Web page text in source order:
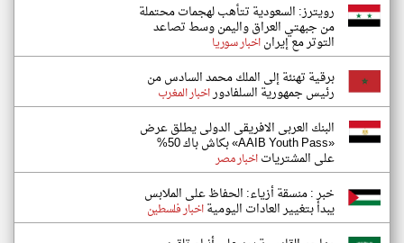
رويترز: السعودية تتأهب لهجمات محتملة
من جبهتي العراق واليمن وسط تصاعد
التوتر مع إيراناخبار سوريا
برقية تهنئة إلى الملك محمد السادس من
رئيس جمهورية السلفادوراخبار المغرب
البنك العربى الافريقى الدولى يطلق عرض
«AAIB Youth Pass» بكاش باك 50%
على المشترياتاخبار مصر
خبر : منسقة أزياء: الحفاظ على الملابس
يبدأ بتغيير العادات اليوميةاخبار فلسطين